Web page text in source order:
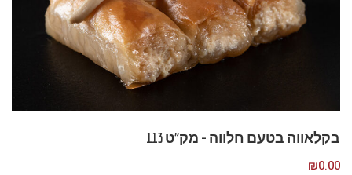
בקלאווה בטעם חלווה – מק”ט 113
₪0.00